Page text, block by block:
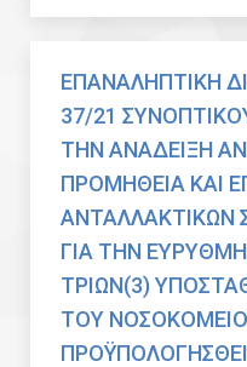
ΕΠΑΝΑΛΗΠΤΙΚΗ
37/21
ΤΗΝ ΑΝΑΔΕΙΞΗ
ΠΡΟΜΗΘΕΙΑ ΚΑΙ
ΑΝΤΑΛΛΑΚΤΙΚΩΝ
ΓΙΑ ΤΗΝ
ΤΡΙΩΝ(3)
ΤΟΥ